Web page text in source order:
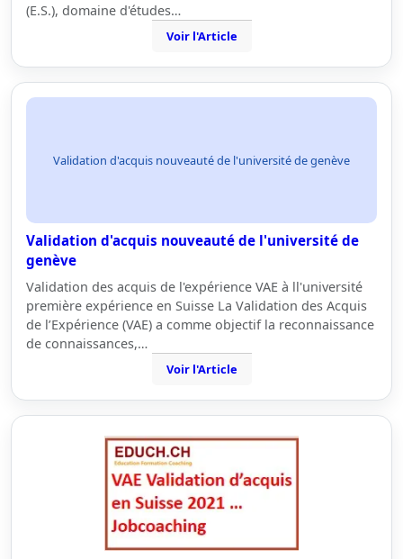
(E.S.), domaine d'études…
Voir l'Article
Validation d'acquis nouveauté de l'université de genève
Validation d'acquis nouveauté de l'université de
genève
Validation des acquis de l'expérience VAE à ll'université
première expérience en Suisse La Validation des Acquis
de l’Expérience (VAE) a comme objectif la reconnaissance
de connaissances,…
Voir l'Article